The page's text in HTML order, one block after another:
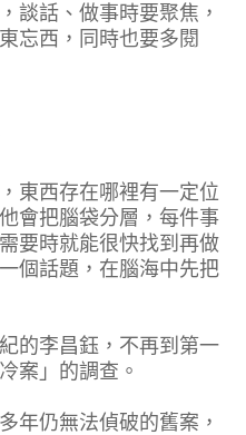
談話、做事時要聚焦，
忘西，同時也要多閱
東西存在哪裡有一定位
會把腦袋分層，每件事
要時就能很快找到再做
個話題，在腦海中先把
的李昌鈺，不再到第一
案」的調查。
年仍無法偵破的舊案，